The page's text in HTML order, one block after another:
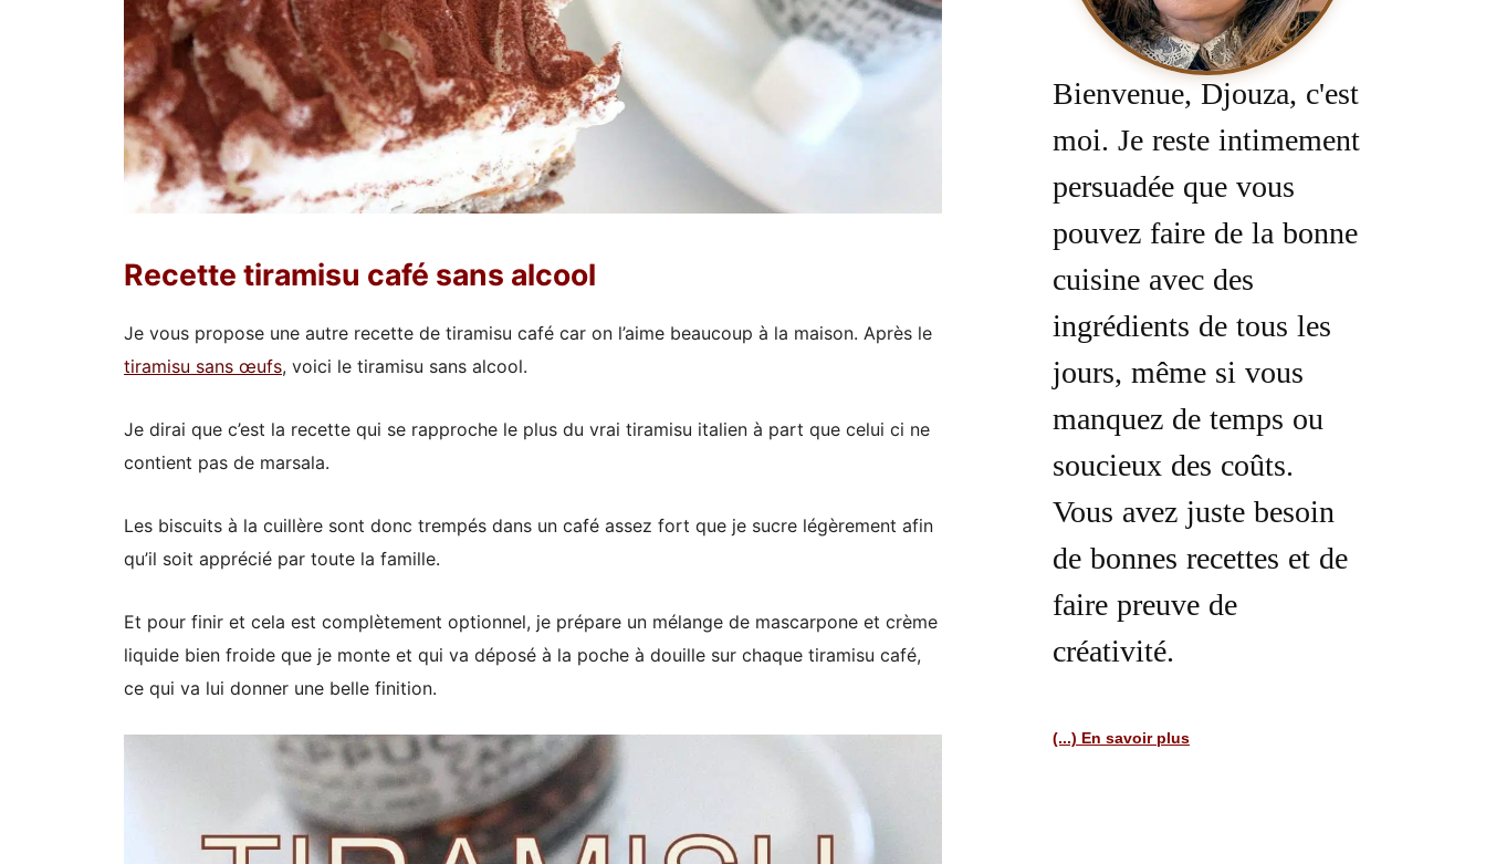
Recette tiramisu café sans alcool
Je vous propose une autre recette de tiramisu café car on l’aime beaucoup à la maison. Après le
tiramisu sans œufs, voici le tiramisu sans alcool.
Je dirai que c’est la recette qui se rapproche le plus du vrai tiramisu italien à part que celui ci ne
contient pas de marsala.
Les biscuits à la cuillère sont donc trempés dans un café assez fort que je sucre légèrement afin
qu’il soit apprécié par toute la famille.
Et pour finir et cela est complètement optionnel, je prépare un mélange de mascarpone et crème
liquide bien froide que je monte et qui va déposé à la poche à douille sur chaque tiramisu café,
ce qui va lui donner une belle finition.
Bienvenue, Djouza, c'est
moi. Je reste intimement
persuadée que vous
pouvez faire de la bonne
cuisine avec des
ingrédients de tous les
jours, même si vous
manquez de temps ou
soucieux des coûts.
Vous avez juste besoin
de bonnes recettes et de
faire preuve de
créativité.
(...) En savoir plus